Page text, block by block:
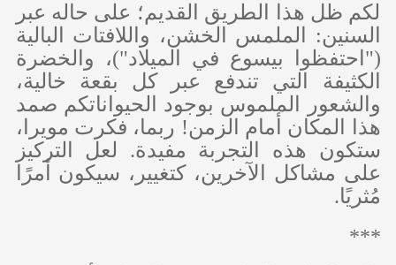
لكم ظل هذا الطريق القديم؛ على حاله عبر
السنين: الملمس الخشن، واللافتات البالية
("احتفظوا بيسوع في الميلاد")، والخضرة
الكثيفة التي تندفع عبر كل بقعة خالية،
والشعور الملموس بوجود الحيواناتكم صمد
هذا المكان أمام الزمن! ربما، فكرت مويرا،
ستكون هذه التجربة مفيدة. لعل التركيز
على مشاكل الآخرين، كتغيير، سيكون أمرًا
مُثريًا.
***